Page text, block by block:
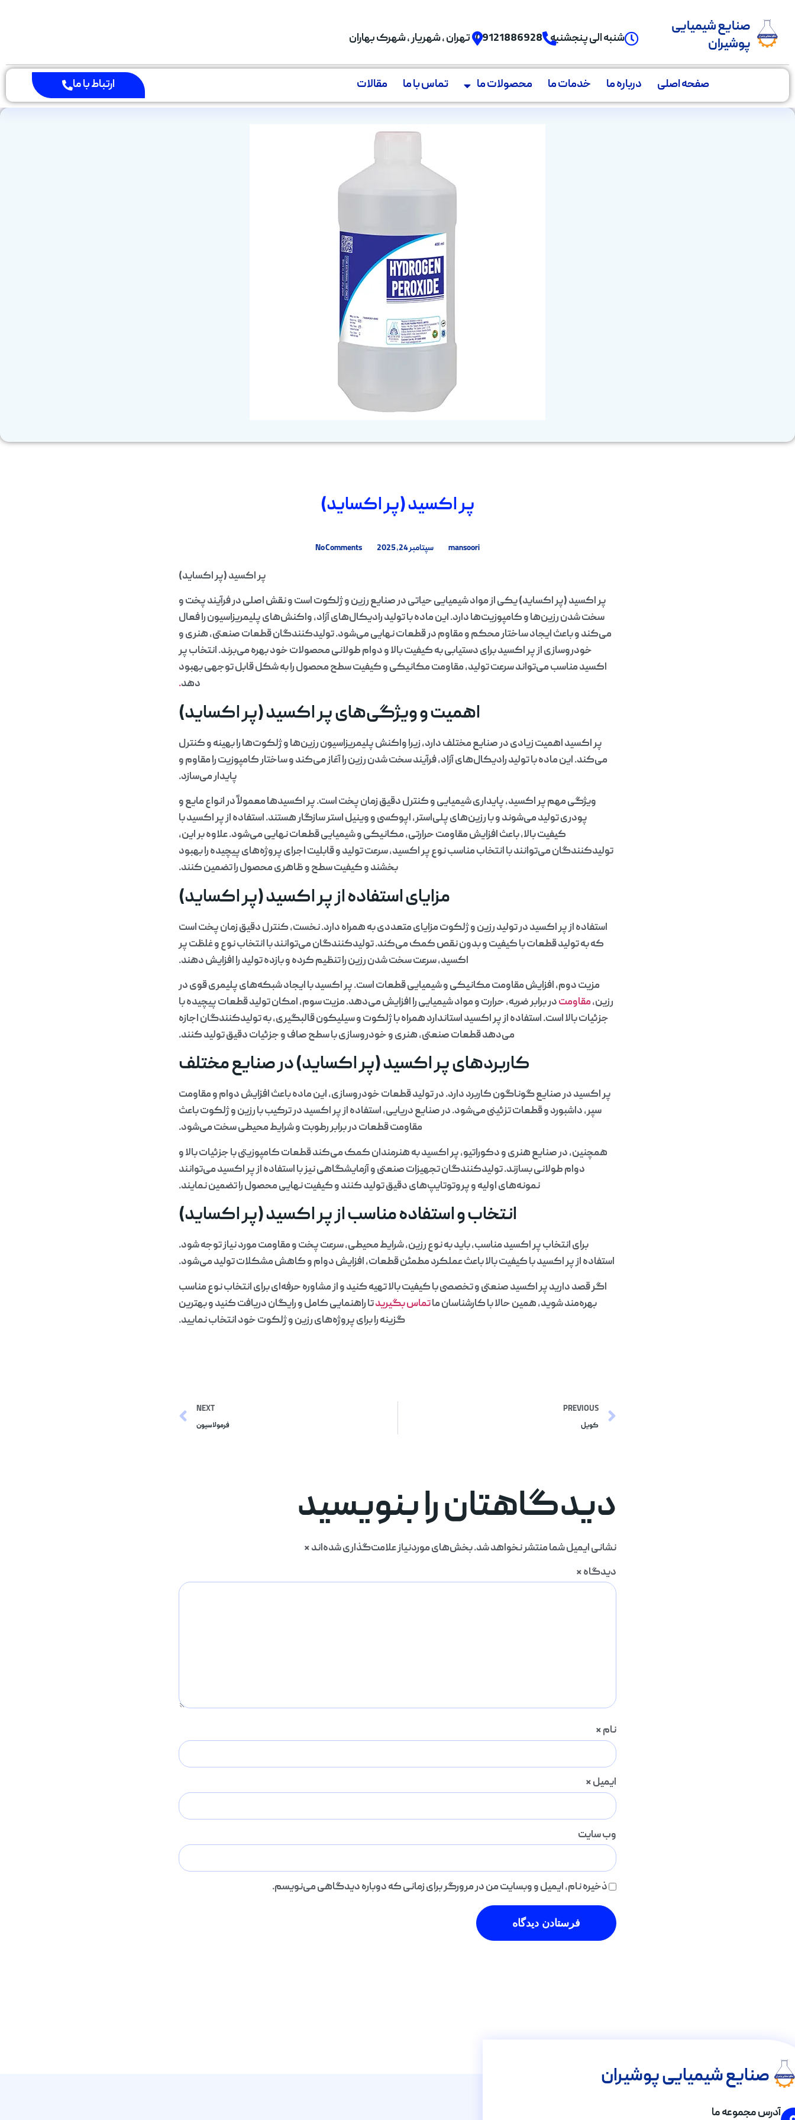
صنایع شیمیایی
پوشیران
شنبه الی پنجشنبه 09121886928 تهران , شهریار , شهرک بهاران
صفحه اصلی درباره ما خدمات ما محصولات ما تماس با ما مقالات ارتباط با ما
پر اکسید (پر اکساید)
mansoori سپتامبر 24, 2025 No Comments
پر اکسید (پر اکساید)
پر اکسید (پر اکساید) یکی از مواد شیمیایی حیاتی در صنایع رزین و ژلکوت است و نقش اصلی در فرآیند پخت و
سخت شدن رزین‌ها و کامپوزیت‌ها دارد. این ماده با تولید رادیکال‌های آزاد، واکنش‌های پلیمریزاسیون را فعال
می‌کند و باعث ایجاد ساختار محکم و مقاوم در قطعات نهایی می‌شود. تولیدکنندگان قطعات صنعتی، هنری و
خودروسازی از پر اکسید برای دستیابی به کیفیت بالا و دوام طولانی محصولات خود بهره می‌برند. انتخاب پر
اکسید مناسب می‌تواند سرعت تولید، مقاومت مکانیکی و کیفیت سطح محصول را به شکل قابل توجهی بهبود
دهد.
اهمیت و ویژگی‌های پر اکسید (پر اکساید)
پر اکسید اهمیت زیادی در صنایع مختلف دارد، زیرا واکنش پلیمریزاسیون رزین‌ها و ژلکوت‌ها را بهینه و کنترل
می‌کند. این ماده با تولید رادیکال‌های آزاد، فرآیند سخت شدن رزین را آغاز می‌کند و ساختار کامپوزیت را مقاوم و
پایدار می‌سازد.
ویژگی مهم پر اکسید، پایداری شیمیایی و کنترل دقیق زمان پخت است. پر اکسیدها معمولاً در انواع مایع و
پودری تولید می‌شوند و با رزین‌های پلی‌استر، اپوکسی و وینیل استر سازگار هستند. استفاده از پر اکسید با
کیفیت بالا، باعث افزایش مقاومت حرارتی، مکانیکی و شیمیایی قطعات نهایی می‌شود. علاوه بر این،
تولیدکنندگان می‌توانند با انتخاب مناسب نوع پر اکسید، سرعت تولید و قابلیت اجرای پروژه‌های پیچیده را بهبود
بخشند و کیفیت سطح و ظاهری محصول را تضمین کنند.
مزایای استفاده از پر اکسید (پر اکساید)
استفاده از پر اکسید در تولید رزین و ژلکوت مزایای متعددی به همراه دارد. نخست، کنترل دقیق زمان پخت است
که به تولید قطعات با کیفیت و بدون نقص کمک می‌کند. تولیدکنندگان می‌توانند با انتخاب نوع و غلظت پر
اکسید، سرعت سخت شدن رزین را تنظیم کرده و بازده تولید را افزایش دهند.
مزیت دوم، افزایش مقاومت مکانیکی و شیمیایی قطعات است. پر اکسید با ایجاد شبکه‌های پلیمری قوی در
رزین،مقاومتدر برابر ضربه، حرارت و مواد شیمیایی را افزایش می‌دهد. مزیت سوم، امکان تولید قطعات پیچیده با
جزئیات بالا است. استفاده از پر اکسید استاندارد همراه با ژلکوت و سیلیکون قالبگیری، به تولیدکنندگان اجازه
می‌دهد قطعات صنعتی، هنری و خودروسازی با سطح صاف و جزئیات دقیق تولید کنند.
کاربردهای پر اکسید (پر اکساید) در صنایع مختلف
پر اکسید در صنایع گوناگون کاربرد دارد. در تولید قطعات خودروسازی، این ماده باعث افزایش دوام و مقاومت
سپر، داشبورد و قطعات تزئینی می‌شود. در صنایع دریایی، استفاده از پر اکسید در ترکیب با رزین و ژلکوت باعث
مقاومت قطعات در برابر رطوبت و شرایط محیطی سخت می‌شود.
همچنین، در صنایع هنری و دکوراتیو، پر اکسید به هنرمندان کمک می‌کند قطعات کامپوزیتی با جزئیات بالا و
دوام طولانی بسازند. تولیدکنندگان تجهیزات صنعتی و آزمایشگاهی نیز با استفاده از پر اکسید می‌توانند
نمونه‌های اولیه و پروتوتایپ‌های دقیق تولید کنند و کیفیت نهایی محصول را تضمین نمایند.
انتخاب و استفاده مناسب از پر اکسید (پر اکساید)
برای انتخاب پر اکسید مناسب، باید به نوع رزین، شرایط محیطی، سرعت پخت و مقاومت مورد نیاز توجه شود.
استفاده از پر اکسید با کیفیت بالا باعث عملکرد مطمئن قطعات، افزایش دوام و کاهش مشکلات تولید می‌شود.
اگر قصد دارید پر اکسید صنعتی و تخصصی با کیفیت بالا تهیه کنید و از مشاوره حرفه‌ای برای انتخاب نوع مناسب
بهره‌مند شوید، همین حالا با کارشناسان ماتماسبگیریدتا راهنمایی کامل و رایگان دریافت کنید و بهترین
گزینه را برای پروژه‌های رزین و ژلکوت خود انتخاب نمایید.
PREVIOUS
کویل
NEXT
فرمولاسیون
دیدگاهتان را بنویسید
نشانی ایمیل شما منتشر نخواهد شد.بخش‌های موردنیاز علامت‌گذاری شده‌اند*
دیدگاه*
نام*
ایمیل*
وب‌ سایت
ذخیره نام، ایمیل و وبسایت من در مرورگر برای زمانی که دوباره دیدگاهی می‌نویسم.
صنایع شیمیایی پوشیران
آدرس مجموعه ما